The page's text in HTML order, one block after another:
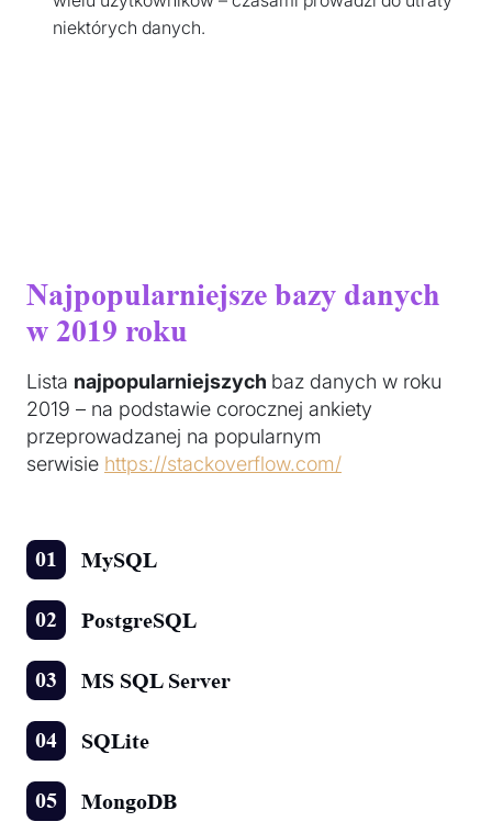
niektórych danych.
Najpopularniejsze bazy danych
w 2019 roku
Lista najpopularniejszych baz danych w roku
2019 – na podstawie corocznej ankiety
przeprowadzanej na popularnym
serwisie https://stackoverflow.com/
MySQL
PostgreSQL
MS SQL Server
SQLite
MongoDB